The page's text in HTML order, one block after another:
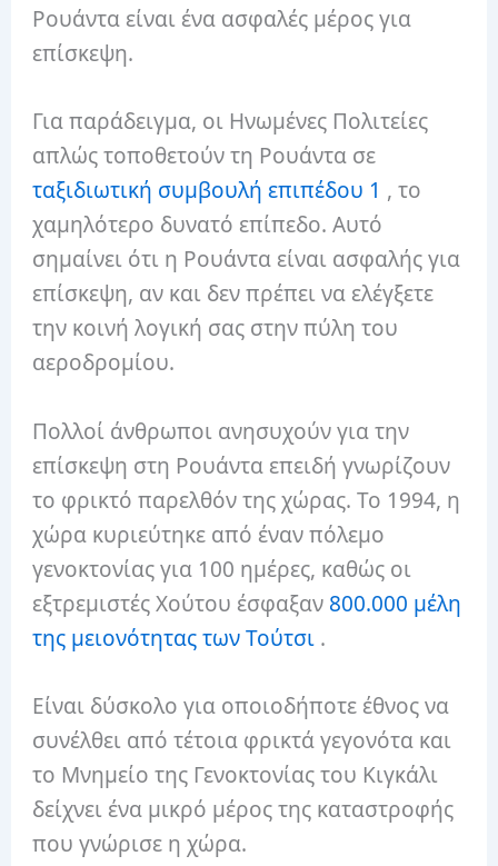
Ρουάντα είναι ένα ασφαλές μέρος για
επίσκεψη.
Για παράδειγμα, οι Ηνωμένες Πολιτείες
απλώς τοποθετούν τη Ρουάντα σε
ταξιδιωτική συμβουλή επιπέδου 1 , το
χαμηλότερο δυνατό επίπεδο.Αυτό
σημαίνει ότι η Ρουάντα είναι ασφαλής για
επίσκεψη, αν και δεν πρέπει να ελέγξετε
την κοινή λογική σας στην πύλη του
αεροδρομίου.
Πολλοί άνθρωποι ανησυχούν για την
επίσκεψη στη Ρουάντα επειδή γνωρίζουν
το φρικτό παρελθόν της χώρας.Το 1994, η
χώρα κυριεύτηκε από έναν πόλεμο
γενοκτονίας για 100 ημέρες, καθώς οι
εξτρεμιστές Χούτου έσφαξαν 800.000 μέλη
της μειονότητας των Τούτσι .
Είναι δύσκολο για οποιοδήποτε έθνος να
συνέλθει από τέτοια φρικτά γεγονότα και
το Μνημείο της Γενοκτονίας του Κιγκάλι
δείχνει ένα μικρό μέρος της καταστροφής
που γνώρισε η χώρα.